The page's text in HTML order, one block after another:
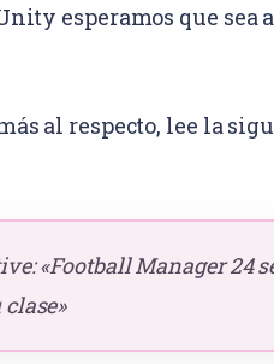
esperamos que sea
al respecto, lee la
«Football Manager 24